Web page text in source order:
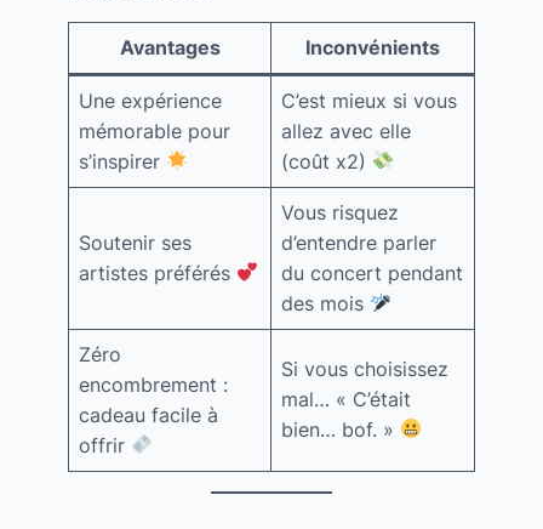
Avantages Inconvénients
Une expérience
mémorable pour
s’inspirer
C’est mieux si vous
allez avec elle
(coût x2)
Soutenir ses
artistes préférés
Vous risquez
d’entendre parler
du concert pendant
des mois
Zéro
encombrement :
cadeau facile à
offrir
Si vous choisissez
mal… « C’était
bien… bof. »